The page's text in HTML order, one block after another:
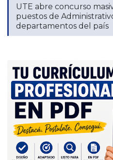
UTE abre concurso
puestos de
departamentos del país